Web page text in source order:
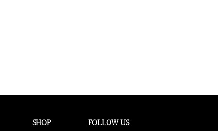
SHOP FOLLOW US